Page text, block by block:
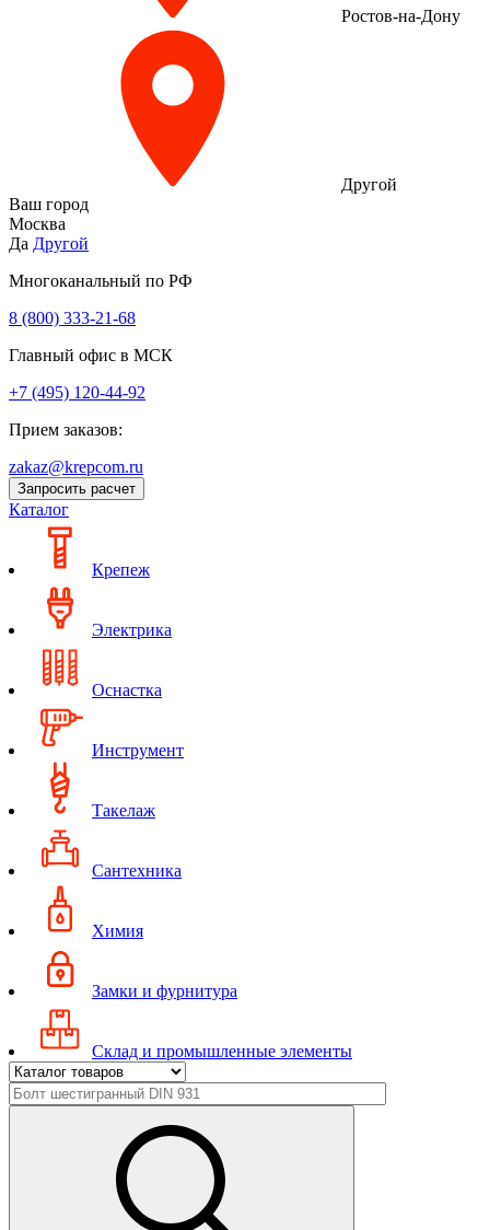
Ростов-на-Дону
Другой
Ваш город
Москва
Да Другой
Многоканальный по РФ
8 (800) 333‑21-68
Главный офис в МСК
+7 (495) 120-44-92
Прием заказов:
zakaz@krepcom.ru
Запросить расчет
Каталог
Крепеж
Электрика
Оснастка
Инструмент
Такелаж
Сантехника
Химия
Замки и фурнитура
Склад и промышленные элементы